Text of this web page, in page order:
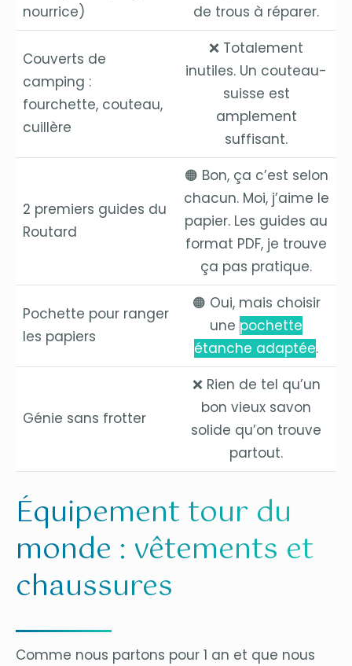
nourrice)
de trous à réparer.
Couverts de
camping :
fourchette, couteau,
cuillère
❌ Totalement
inutiles. Un couteau-
suisse est
amplement
suffisant.
2 premiers guides du
Routard
🟠 Bon, ça c’est selon
chacun. Moi, j’aime le
papier. Les guides au
format PDF, je trouve
ça pas pratique.
Pochette pour ranger
les papiers
🟠 Oui, mais choisir
une pochette
étanche adaptée.
Génie sans frotter
❌ Rien de tel qu’un
bon vieux savon
solide qu’on trouve
partout.
Équipement tour du
monde : vêtements et
chaussures
Comme nous partons pour 1 an et que nous